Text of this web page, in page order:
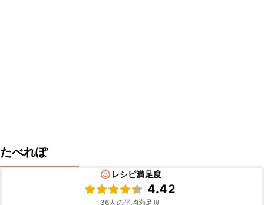
たべれぽ
レシピ満足度
4.42
36人の平均満足度